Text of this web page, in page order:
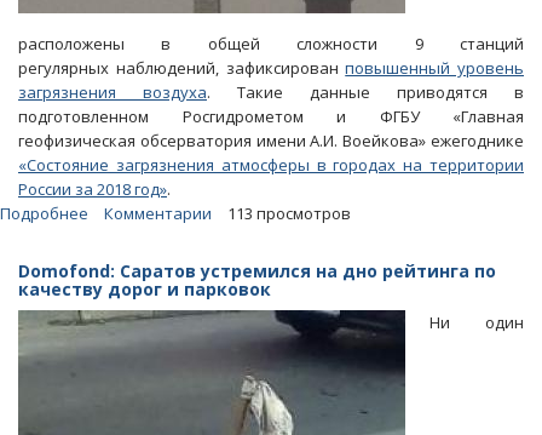
расположены в общей сложности 9 станций
регулярных наблюдений, зафиксированповышенный уровень
загрязнения воздуха. Такие данные приводятся в
подготовленном Росгидрометом и ФГБУ «Главная
геофизическая обсерватория имени А.И. Воейкова» ежегоднике
«Состояние загрязнения атмосферы в городах на территории
России за 2018 год».
Подробнее
назвал
область
зоной
Комментарии 113 просмотров
Domofond: Саратов устремился на дно рейтинга по
качеству дорог и парковок
Ни один